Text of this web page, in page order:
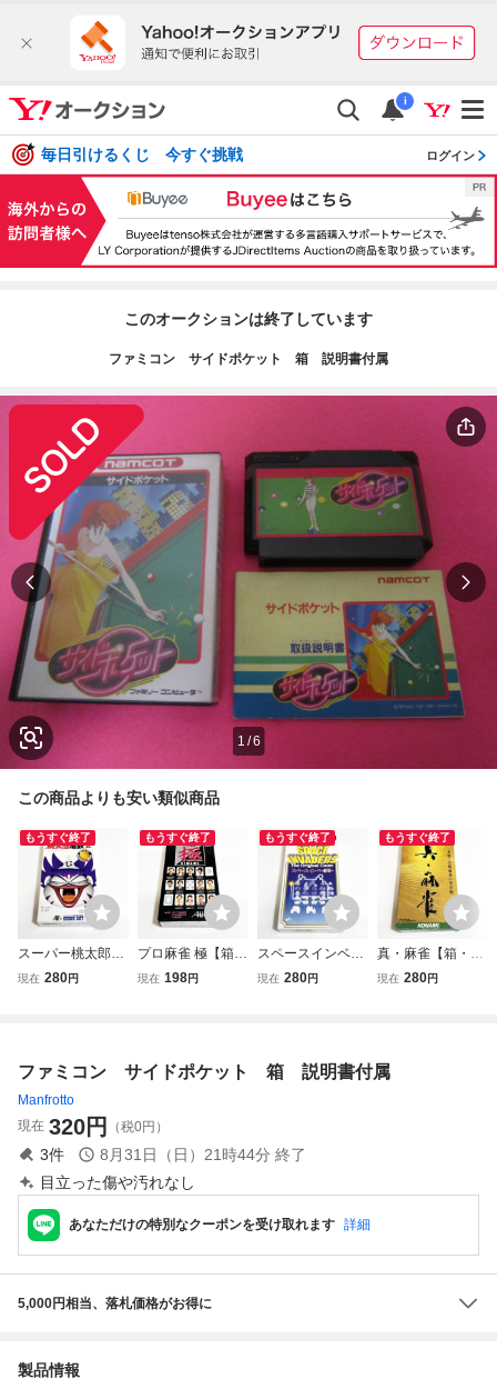
i
毎日引けるくじ 今すぐ挑戦 ログイン
このオークションは終了しています
ファミコン サイドポケット 箱 説明書付属
1 /6
この商品よりも安い類似商品
もうすぐ終了
スーパー桃太郎電
鉄Ⅲ【箱・説明書
現在 280円
もうすぐ終了
プロ麻雀 極【箱・
説明書付き】♪動
現在 198円
もうすぐ終了
スペースインベー
ダー【箱・説明書
現在 280円
もうすぐ終了
真・麻雀【箱・説
明書付き】♪動作
現在 280円
ファミコン サイドポケット 箱 説明書付属
Manfrotto
現在 320円 （税0円）
3件 8月31日（日）21時44分 終了
目立った傷や汚れなし
あなただけの特別なクーポンを受け取れます 詳細
5,000円相当、落札価格がお得に
製品情報